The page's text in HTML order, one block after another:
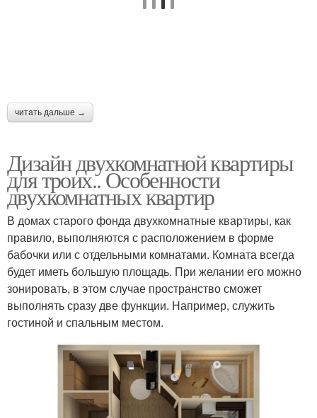
читать дальше →
Дизайн двухкомнатной квартиры
для троих.. Особенности
двухкомнатных квартир
В домах старого фонда двухкомнатные квартиры, как
правило, выполняются с расположением в форме
бабочки или с отдельными комнатами. Комната всегда
будет иметь большую площадь. При желании его можно
зонировать, в этом случае пространство сможет
выполнять сразу две функции. Например, служить
гостиной и спальным местом.